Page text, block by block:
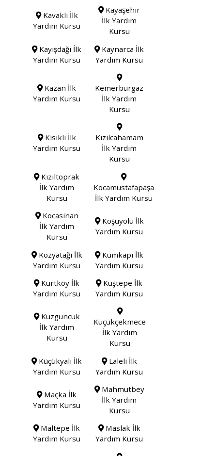
Kavaklı İlk
Yardım Kursu
Kayaşehir
İlk Yardım
Kursu
Kayışdağı İlk
Yardım Kursu
Kaynarca İlk
Yardım Kursu
Kazan İlk
Yardım Kursu
Kemerburgaz
İlk Yardım
Kursu
Kısıklı İlk
Yardım Kursu
Kızılcahamam
İlk Yardım
Kursu
Kızıltoprak
İlk Yardım
Kursu
Kocamustafapaşa
İlk Yardım Kursu
Kocasinan
İlk Yardım
Kursu
Koşuyolu İlk
Yardım Kursu
Kozyatağı İlk
Yardım Kursu
Kumkapı İlk
Yardım Kursu
Kurtköy İlk
Yardım Kursu
Kuştepe İlk
Yardım Kursu
Kuzguncuk
İlk Yardım
Kursu
Küçükçekmece
İlk Yardım
Kursu
Küçükyalı İlk
Yardım Kursu
Laleli İlk
Yardım Kursu
Maçka İlk
Yardım Kursu
Mahmutbey
İlk Yardım
Kursu
Maltepe İlk
Yardım Kursu
Maslak İlk
Yardım Kursu